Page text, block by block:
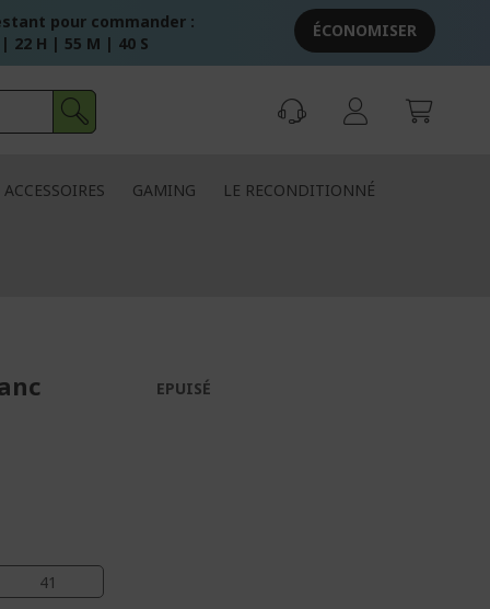
pour commander :
| 22 H | 55 M | 39 S
ÉCONOMISER
ACCESSOIRES GAMING LE RECONDITIONNÉ
40
EPUISÉ